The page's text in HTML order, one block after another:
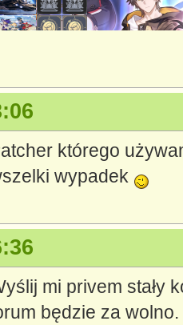
którego
wypadek
mi privem stały
będzie za wolno.